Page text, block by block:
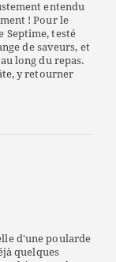
entendu
! Pour le
Septime, testé
de saveurs, et
long du repas.
y retourner
d'une poularde
quelques